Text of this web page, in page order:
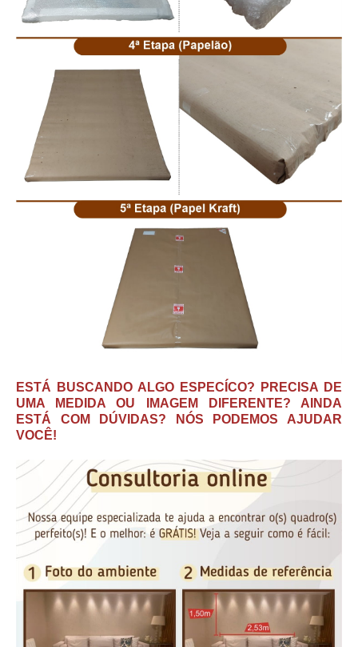
ESTÁ BUSCANDO ALGO ESPECÍCO? PRECISA DE
UMA MEDIDA OU IMAGEM DIFERENTE? AINDA
ESTÁ COM DÚVIDAS? NÓS PODEMOS AJUDAR
VOCÊ!